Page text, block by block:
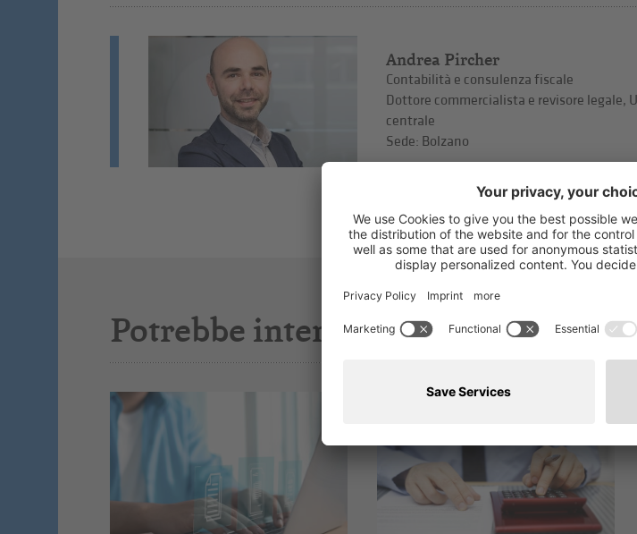
Andrea Pircher
Contabilità e consulenza fiscale
Dottore commercialista e revisore legale,
centrale
Sede: Bolzano
Potrebbe interessarti anche